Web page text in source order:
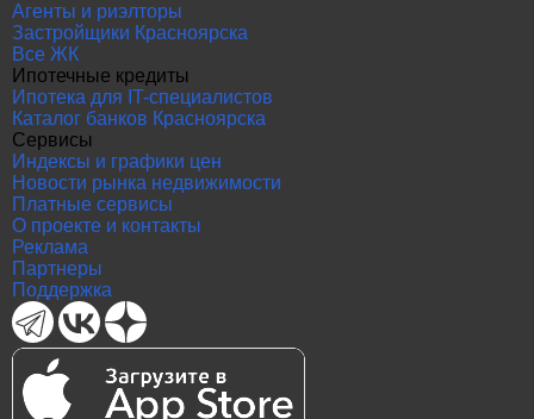
Агенты и риэлторы
Застройщики Красноярска
Все ЖК
Ипотечные кредиты
Ипотека для IT-специалистов
Каталог банков Красноярска
Сервисы
Индексы и графики цен
Новости рынка недвижимости
Платные сервисы
О проекте и контакты
Реклама
Партнеры
Поддержка